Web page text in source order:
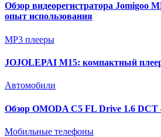
Обзор видеорегистратора Jomigoo
опыт использования
MP3 плееры
JOJOLEPAI M15: компактный
Автомобили
Обзор OMODA C5 FL Drive 1.6 DCT
Мобильные телефоны